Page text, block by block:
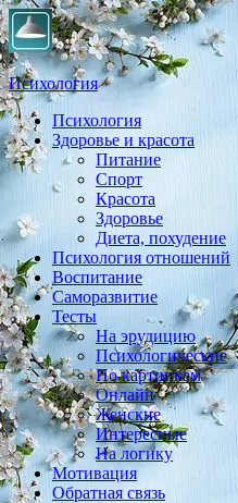
Психология
Практическая психология,
Психология
Здоровье и красота
Питание
Спорт
Красота
Здоровье
Диета, похудение
Психология отношений
Воспитание
Саморазвитие
Тесты
На эрудицию
Психологические
По картинкам
Онлайн
Женские
Интересные
На логику
Мотивация
Обратная связь